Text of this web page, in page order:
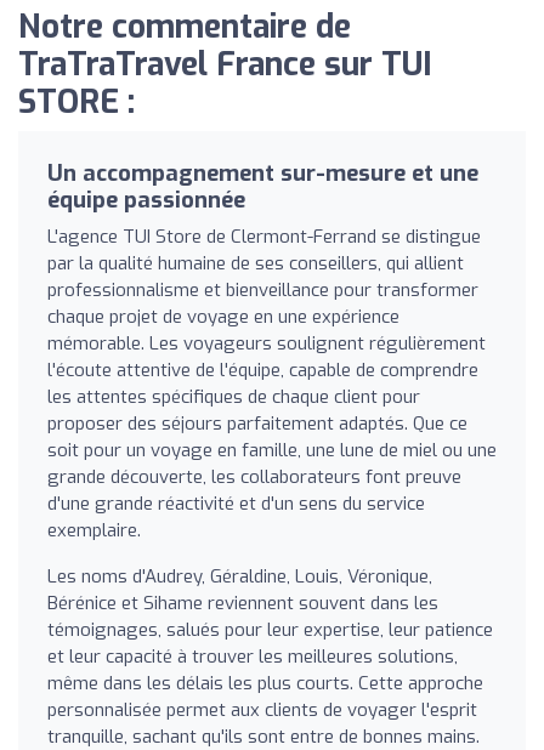
Notre commentaire de
TraTraTravel France sur TUI
STORE :
Un accompagnement sur-mesure et une
équipe passionnée
L'agence TUI Store de Clermont-Ferrand se distingue
par la qualité humaine de ses conseillers, qui allient
professionnalisme et bienveillance pour transformer
chaque projet de voyage en une expérience
mémorable. Les voyageurs soulignent régulièrement
l'écoute attentive de l'équipe, capable de comprendre
les attentes spécifiques de chaque client pour
proposer des séjours parfaitement adaptés. Que ce
soit pour un voyage en famille, une lune de miel ou une
grande découverte, les collaborateurs font preuve
d'une grande réactivité et d'un sens du service
exemplaire.
Les noms d'Audrey, Géraldine, Louis, Véronique,
Bérénice et Sihame reviennent souvent dans les
témoignages, salués pour leur expertise, leur patience
et leur capacité à trouver les meilleures solutions,
même dans les délais les plus courts. Cette approche
personnalisée permet aux clients de voyager l'esprit
tranquille, sachant qu'ils sont entre de bonnes mains.